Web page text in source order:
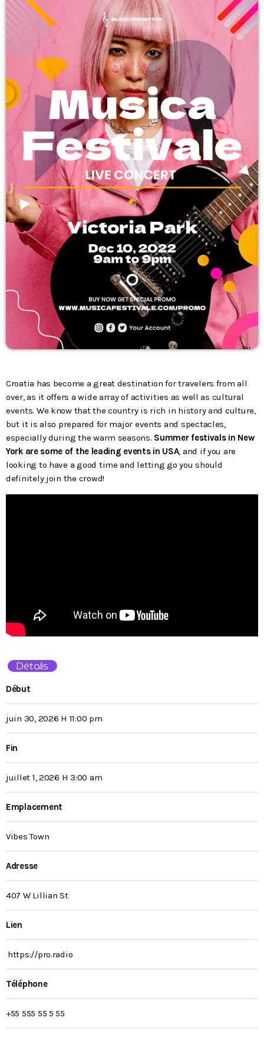
Podcasts
L’équipe
Contact
Contacts
Croatia has become a great destination for travelers from all
over, as it offers a wide array of activities as well as cultural
events. We know that the country is rich in history and culture,
but it is also prepared for major events and spectacles,
especially during the warm seasons. Summer festivals in New
York are some of the leading events in USA, and if you are
looking to have a good time and letting go you should
definitely join the crowd!
Détails
Début
juin 30, 2026 H 11:00 pm
Fin
juillet 1, 2026 H 3:00 am
Emplacement
Vibes Town
Adresse
407 W Lillian St
Lien
https://pro.radio
Téléphone
+55 555 55 5 55